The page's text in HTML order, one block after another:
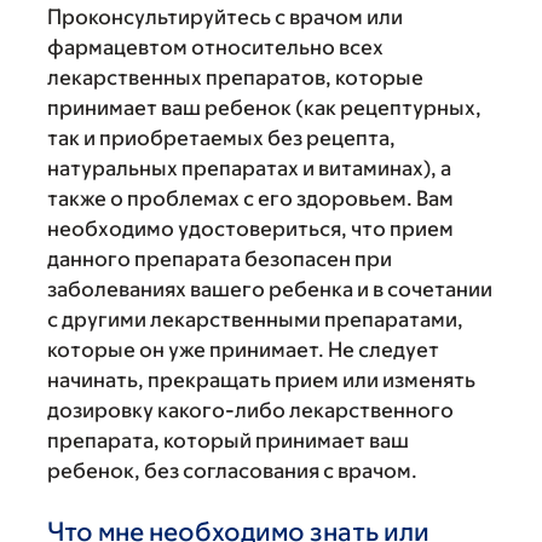
Проконсультируйтесь с врачом или
фармацевтом относительно всех
лекарственных препаратов, которые
принимает ваш ребенок (как рецептурных,
так и приобретаемых без рецепта,
натуральных препаратах и витаминах), а
также о проблемах с его здоровьем. Вам
необходимо удостовериться, что прием
данного препарата безопасен при
заболеваниях вашего ребенка и в сочетании
с другими лекарственными препаратами,
которые он уже принимает. Не следует
начинать, прекращать прием или изменять
дозировку какого-либо лекарственного
препарата, который принимает ваш
ребенок, без согласования с врачом.
Что мне необходимо знать или